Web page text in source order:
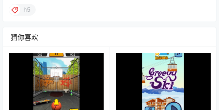
h5
猜你喜欢